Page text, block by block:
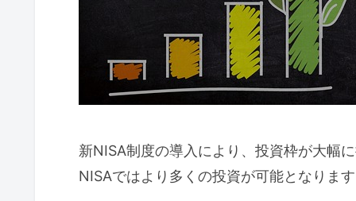
新NISA制度の導入により、投資枠が大幅
NISAではより多くの投資が可能となりま